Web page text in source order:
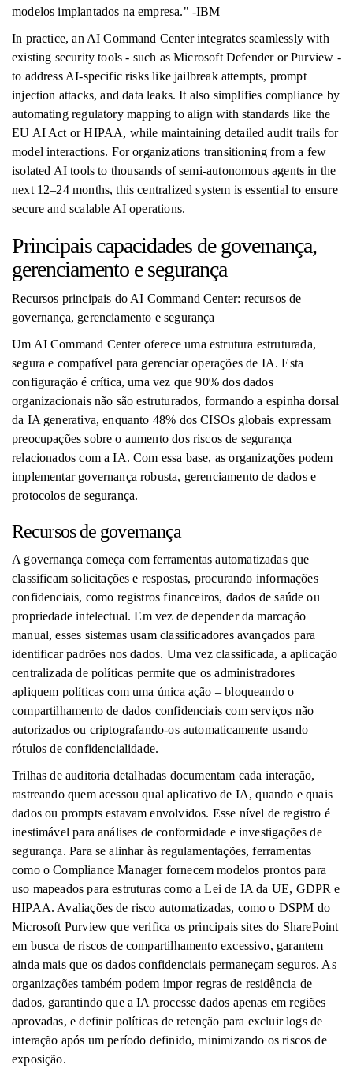
modelos implantados na empresa." -IBM
In practice, an AI Command Center integrates seamlessly with
existing security tools - such as Microsoft Defender or Purview -
to address AI-specific risks like jailbreak attempts, prompt
injection attacks, and data leaks. It also simplifies compliance by
automating regulatory mapping to align with standards like the
EU AI Act or HIPAA, while maintaining detailed audit trails for
model interactions. For organizations transitioning from a few
isolated AI tools to thousands of semi-autonomous agents in the
next 12–24 months, this centralized system is essential to ensure
secure and scalable AI operations.
Principais capacidades de governança,
gerenciamento e segurança
Recursos principais do AI Command Center: recursos de
governança, gerenciamento e segurança
Um AI Command Center oferece uma estrutura estruturada,
segura e compatível para gerenciar operações de IA. Esta
configuração é crítica, uma vez que 90% dos dados
organizacionais não são estruturados, formando a espinha dorsal
da IA ​​generativa, enquanto 48% dos CISOs globais expressam
preocupações sobre o aumento dos riscos de segurança
relacionados com a IA. Com essa base, as organizações podem
implementar governança robusta, gerenciamento de dados e
protocolos de segurança.
Recursos de governança
A governança começa com ferramentas automatizadas que
classificam solicitações e respostas, procurando informações
confidenciais, como registros financeiros, dados de saúde ou
propriedade intelectual. Em vez de depender da marcação
manual, esses sistemas usam classificadores avançados para
identificar padrões nos dados. Uma vez classificada, a aplicação
centralizada de políticas permite que os administradores
apliquem políticas com uma única ação – bloqueando o
compartilhamento de dados confidenciais com serviços não
autorizados ou criptografando-os automaticamente usando
rótulos de confidencialidade.
Trilhas de auditoria detalhadas documentam cada interação,
rastreando quem acessou qual aplicativo de IA, quando e quais
dados ou prompts estavam envolvidos. Esse nível de registro é
inestimável para análises de conformidade e investigações de
segurança. Para se alinhar às regulamentações, ferramentas
como o Compliance Manager fornecem modelos prontos para
uso mapeados para estruturas como a Lei de IA da UE, GDPR e
HIPAA. Avaliações de risco automatizadas, como o DSPM do
Microsoft Purview que verifica os principais sites do SharePoint
em busca de riscos de compartilhamento excessivo, garantem
ainda mais que os dados confidenciais permaneçam seguros. As
organizações também podem impor regras de residência de
dados, garantindo que a IA processe dados apenas em regiões
aprovadas, e definir políticas de retenção para excluir logs de
interação após um período definido, minimizando os riscos de
exposição.